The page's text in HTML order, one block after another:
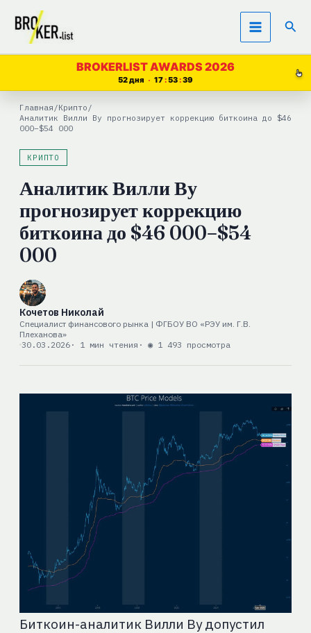
Перейти
содержимому
BROKERLIST AWARDS 2026
52 дня 17 53 38
Главная /Крипто /
Аналитик Вилли Ву прогнозирует коррекцию биткоина до $46
000–$54 000
КРИПТО
Аналитик Вилли Ву
прогнозирует коррекцию
биткоина до $46 000–$54
000
Кочетов Николай
Специалист финансового рынка | ФГБОУ ВО «РЭУ им. Г.В.
Плеханова»
30.03.2026· 1 мин чтения · ◉ 1 493 просмотра
Биткоин-аналитик Вилли Ву допустил